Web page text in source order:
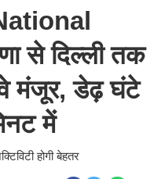
से दिल्ली तक
मंजूर, डेढ़ घंटे
में
होगी बेहतर